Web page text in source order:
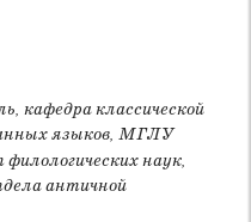
кафедра классической
языков, МГЛУ
наук,
античной